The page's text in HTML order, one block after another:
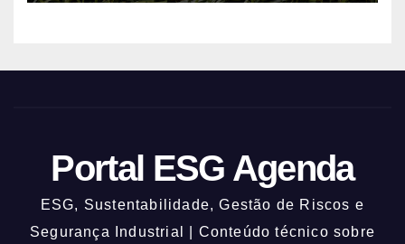
Portal ESG Agenda
ESG, Sustentabilidade, Gestão de Riscos e
Segurança Industrial | Conteúdo técnico sobre